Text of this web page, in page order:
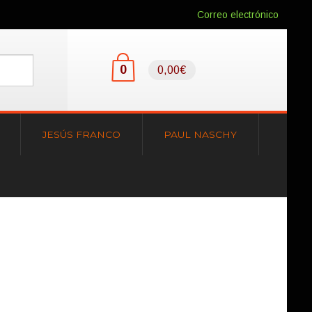
Correo electrónico
0 0,00€
JESÚS FRANCO PAUL NASCHY